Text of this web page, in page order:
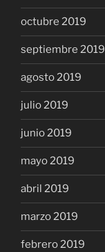
octubre 2019
septiembre 2019
agosto 2019
julio 2019
junio 2019
mayo 2019
abril 2019
marzo 2019
febrero 2019